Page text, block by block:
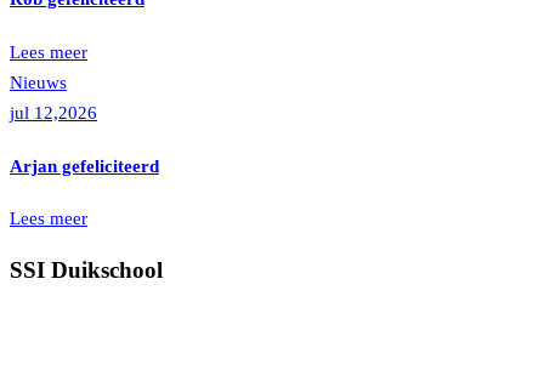
Lees meer
Nieuws
jul 12,2026
Arjan gefeliciteerd
Lees meer
SSI Duikschool